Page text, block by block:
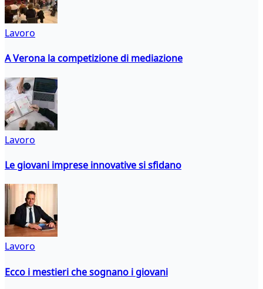
Lavoro
A Verona la competizione di mediazione
Lavoro
Le giovani imprese innovative si sfidano
Lavoro
Ecco i mestieri che sognano i giovani